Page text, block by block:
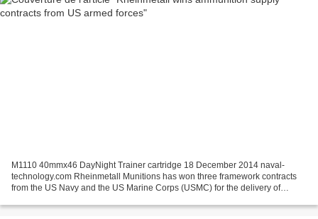
M1110 40mmx46 DayNight Trainer cartridge 18 December 2014 naval-
technology.com Rheinmetall Munitions has won three framework contracts
from the US Navy and the US Marine Corps (USMC) for the delivery of